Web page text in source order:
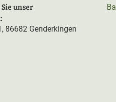
unser
86682 Genderkingen